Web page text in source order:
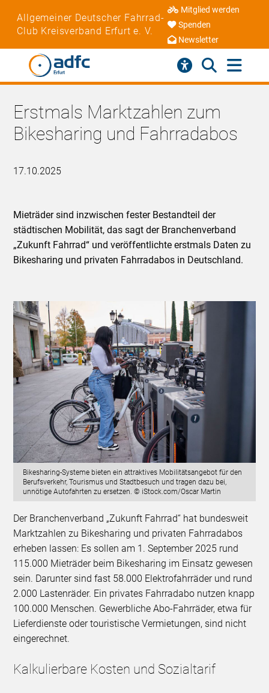
Allgemeiner Deutscher Fahrrad-
Club Kreisverband Erfurt e. V.
Mitglied werden
Spenden
Newsletter
Erstmals Marktzahlen zum
Bikesharing und Fahrradabos
17.10.2025
Mieträder sind inzwischen fester Bestandteil der
städtischen Mobilität, das sagt der Branchenverband
„Zukunft Fahrrad“ und veröffentlichte erstmals Daten zu
Bikesharing und privaten Fahrradabos in Deutschland.
Bikesharing-Systeme bieten ein attraktives Mobilitätsangebot für den
Berufsverkehr, Tourismus und Stadtbesuch und tragen dazu bei,
unnötige Autofahrten zu ersetzen. © iStock.com/Oscar Martin
Der Branchenverband „Zukunft Fahrrad“ hat bundesweit
Marktzahlen zu Bikesharing und privaten Fahrradabos
erheben lassen: Es sollen am 1. September 2025 rund
115.000 Mieträder beim Bikesharing im Einsatz gewesen
sein. Darunter sind fast 58.000 Elektrofahrräder und rund
2.000 Lastenräder. Ein privates Fahrradabo nutzen knapp
100.000 Menschen. Gewerbliche Abo-Fahrräder, etwa für
Lieferdienste oder touristische Vermietungen, sind nicht
eingerechnet.
Kalkulierbare Kosten und Sozialtarif